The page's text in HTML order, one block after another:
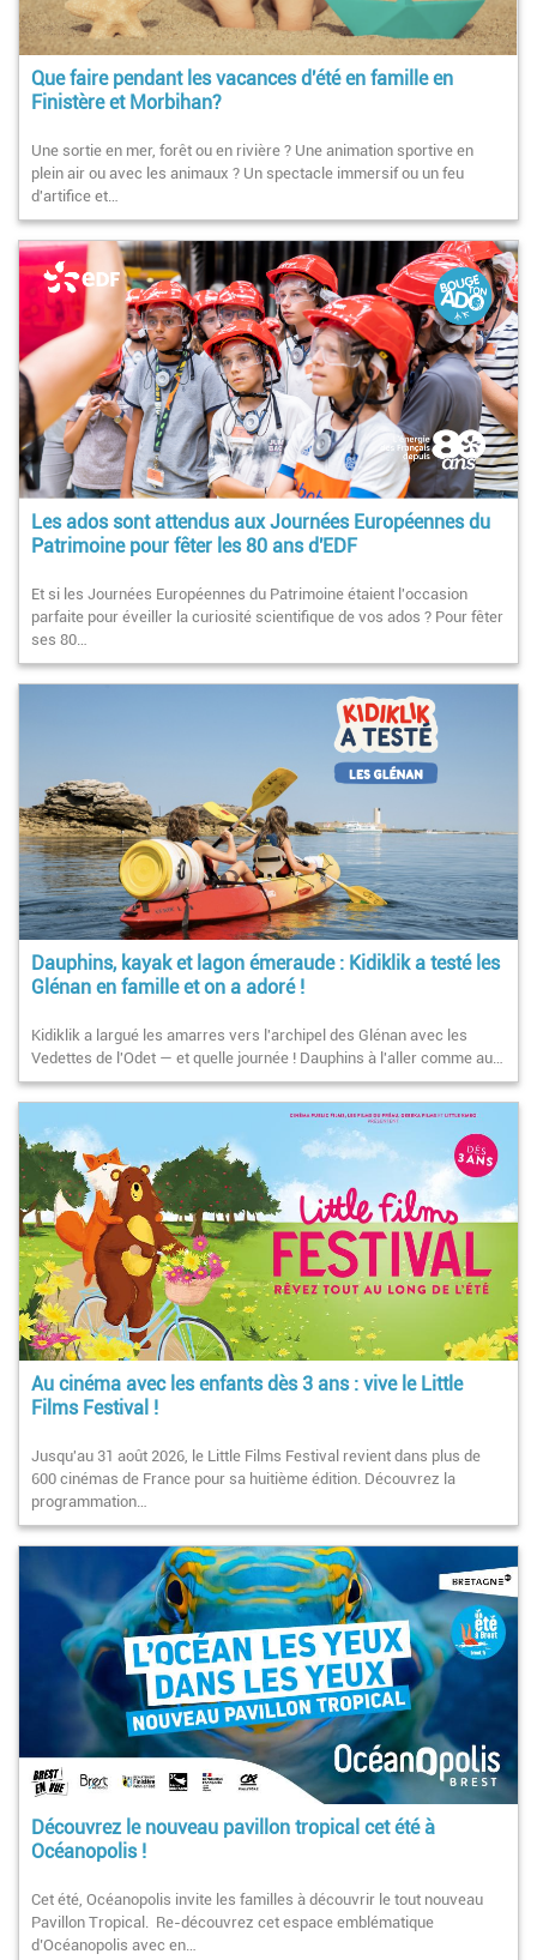
Que faire pendant les vacances d'été en famille en
Finistère et Morbihan?
Une sortie en mer, forêt ou en rivière ? Une animation sportive en
plein air ou avec les animaux ? Un spectacle immersif ou un feu
d'artifice et…
Les ados sont attendus aux Journées Européennes du
Patrimoine pour fêter les 80 ans d'EDF
Et si les Journées Européennes du Patrimoine étaient l'occasion
parfaite pour éveiller la curiosité scientifique de vos ados ? Pour fêter
ses 80…
Dauphins, kayak et lagon émeraude : Kidiklik a testé les
Glénan en famille et on a adoré !
Kidiklik a largué les amarres vers l'archipel des Glénan avec les
Vedettes de l'Odet — et quelle journée ! Dauphins à l'aller comme au…
Au cinéma avec les enfants dès 3 ans : vive le Little
Films Festival !
Jusqu'au 31 août 2026, le Little Films Festival revient dans plus de
600 cinémas de France pour sa huitième édition. Découvrez la
programmation…
Découvrez le nouveau pavillon tropical cet été à
Océanopolis !
Cet été, Océanopolis invite les familles à découvrir le tout nouveau
Pavillon Tropical. Re-découvrez cet espace emblématique
d’Océanopolis avec en…